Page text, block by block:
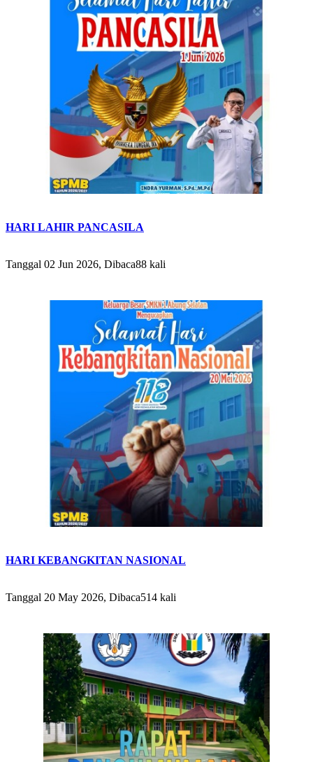
HARI LAHIR PANCASILA
Tanggal 02 Jun 2026, Dibaca88 kali
HARI KEBANGKITAN NASIONAL
Tanggal 20 May 2026, Dibaca514 kali